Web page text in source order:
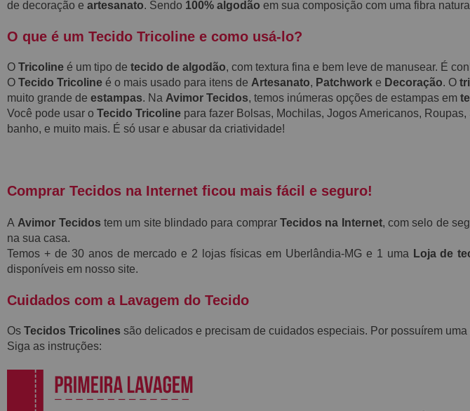
de decoração e artesanato. Sendo 100% algodão em sua composição com uma fibra
O que é um Tecido Tricoline e como usá-lo?
O Tricoline é um tipo de tecido de algodão, com textura fina e bem leve de manusear. É
O Tecido Tricoline é o mais usado para itens de Artesanato, Patchwork e Decoração. O
muito grande de estampas. Na Avimor Tecidos, temos inúmeras opções de estampas em
Você pode usar o Tecido Tricoline para fazer Bolsas, Mochilas, Jogos Americanos,
banho, e muito mais. É só usar e abusar da criatividade!
Comprar Tecidos na Internet ficou mais fácil e seguro!
A Avimor Tecidos tem um site blindado para comprar Tecidos na Internet, com selo de
na sua casa.
Temos + de 30 anos de mercado e 2 lojas físicas em Uberlândia-MG e 1 uma Loja de
disponíveis em nosso site.
Cuidados com a Lavagem do Tecido
Os Tecidos Tricolines são delicados e precisam de cuidados especiais. Por possuírem
Siga as instruções: